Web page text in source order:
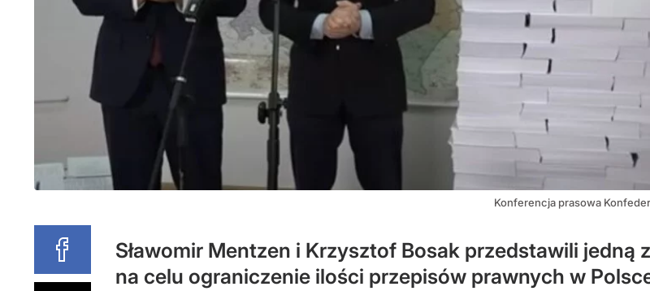
Konferencja prasowa
Sławomir Mentzen i Krzysztof Bosak przedstawili
na celu ograniczenie ilości przepisów prawnych w